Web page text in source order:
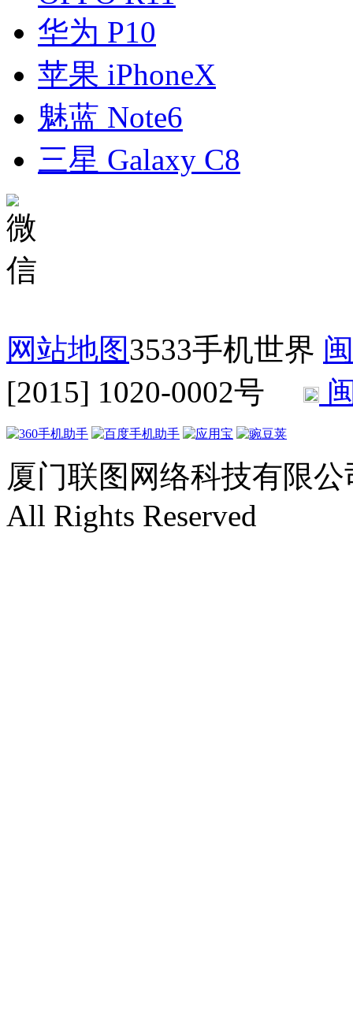
华为 P10
苹果 iPhoneX
魅蓝 Note6
三星 Galaxy C8
网站地图3533手机世界
[2015] 1020-0002号
厦门联图网络科技有限公
All Rights Reserved